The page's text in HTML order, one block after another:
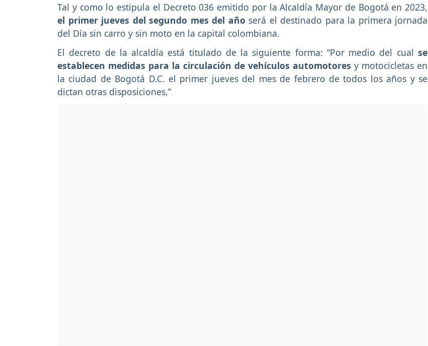
Tal y como lo estipula el Decreto 036 emitido por la Alcaldía Mayor de Bogotá en 2023,
el primer jueves del segundo mes del año será el destinado para la primera jornada
del Día sin carro y sin moto en la capital colombiana.
El decreto de la alcaldía está titulado de la siguiente forma: “Por medio del cual se
establecen medidas para la circulación de vehículos automotores y motocicletas en
la ciudad de Bogotá D.C. el primer jueves del mes de febrero de todos los años y se
dictan otras disposiciones,”